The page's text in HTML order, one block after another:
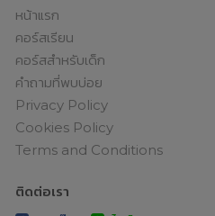
หน้าแรก
คอร์สเรียน
คอร์สสำหรับเด็ก
คำถามที่พบบ่อย
Privacy Policy
Cookies Policy
Terms and Conditions
ติดต่อเรา